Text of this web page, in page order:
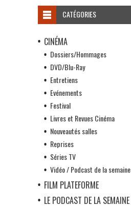
CATÉGORIES
CINÉMA
Dossiers/Hommages
DVD/Blu-Ray
Entretiens
Evénements
Festival
Livres et Revues Cinéma
Nouveautés salles
Reprises
Séries TV
Vidéo / Podcast de la semaine
FILM PLATEFORME
LE PODCAST DE LA SEMAINE